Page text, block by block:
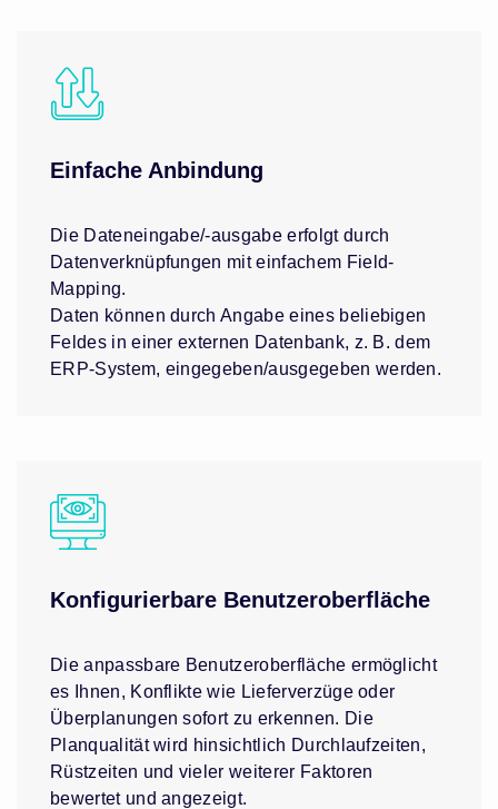
Einfache Anbindung
Die Dateneingabe/-ausgabe erfolgt durch
Datenverknüpfungen mit einfachem Field-
Mapping.
Daten können durch Angabe eines beliebigen
Feldes in einer externen Datenbank, z. B. dem
ERP-System, eingegeben/ausgegeben werden.
Konfigurierbare Benutzeroberfläche
Die anpassbare Benutzeroberfläche ermöglicht
es Ihnen, Konflikte wie Lieferverzüge oder
Überplanungen sofort zu erkennen. Die
Planqualität wird hinsichtlich Durchlaufzeiten,
Rüstzeiten und vieler weiterer Faktoren
bewertet und angezeigt.